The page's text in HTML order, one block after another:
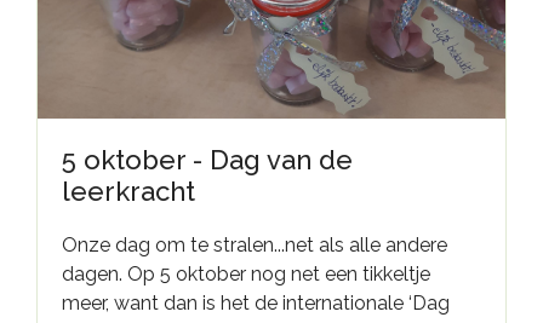
5 oktober - Dag van de
leerkracht
Onze dag om te stralen...net als alle andere
dagen. Op 5 oktober nog net een tikkeltje
meer, want dan is het de internationale ‘Dag